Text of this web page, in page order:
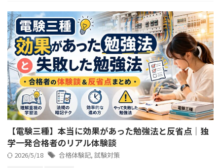
【電験三種】本当に効果があった勉強法と反省点｜独
学一発合格者のリアル体験談
2026/5/18 合格体験記, 試験対策